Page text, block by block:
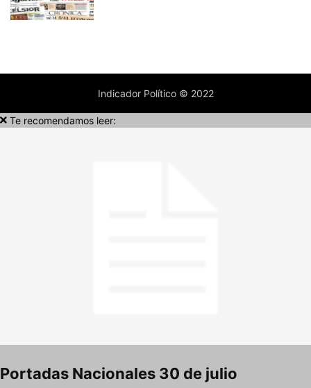
Indicador Político © 2022
Te recomendamos leer:
Portadas Nacionales 30 de julio